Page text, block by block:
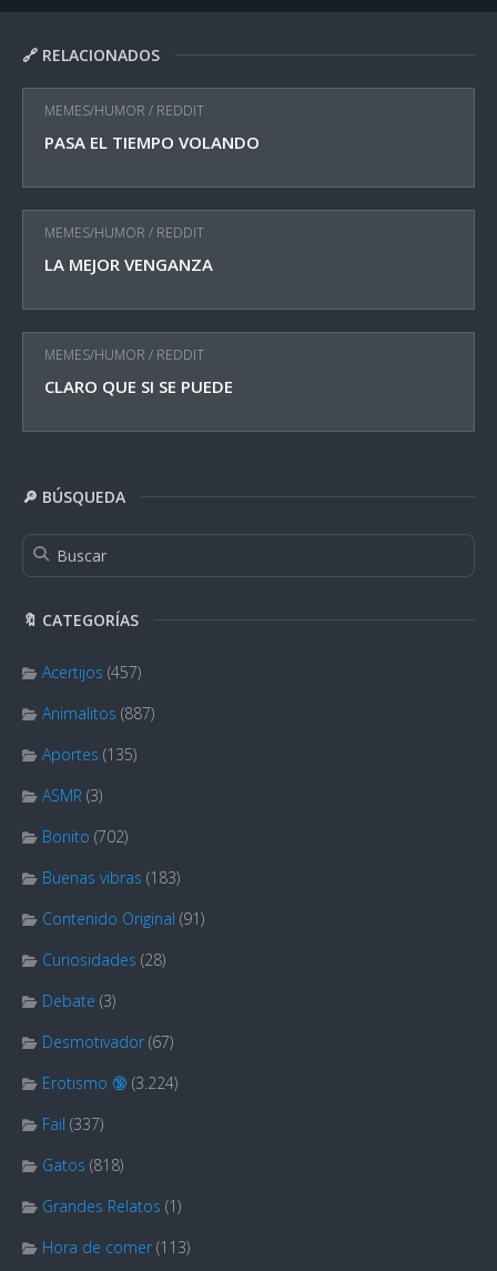
🔗 RELACIONADOS
MEMES/HUMOR / REDDIT
PASA EL TIEMPO VOLANDO
MEMES/HUMOR / REDDIT
LA MEJOR VENGANZA
MEMES/HUMOR / REDDIT
CLARO QUE SI SE PUEDE
🔎 BÚSQUEDA
🔖 CATEGORÍAS
Acertijos (457)
Animalitos (887)
Aportes (135)
ASMR (3)
Bonito (702)
Buenas vibras (183)
Contenido Original (91)
Curiosidades (28)
Debate (3)
Desmotivador (67)
Erotismo 🔞 (3.224)
Fail (337)
Gatos (818)
Grandes Relatos (1)
Hora de comer (113)